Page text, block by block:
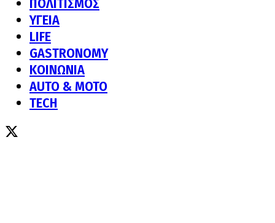
ΠΟΛΙΤΙΣΜΟΣ
ΥΓΕΙΑ
LIFE
GASTRONOMY
ΚΟΙΝΩΝΙΑ
AUTO & MOTO
TECH